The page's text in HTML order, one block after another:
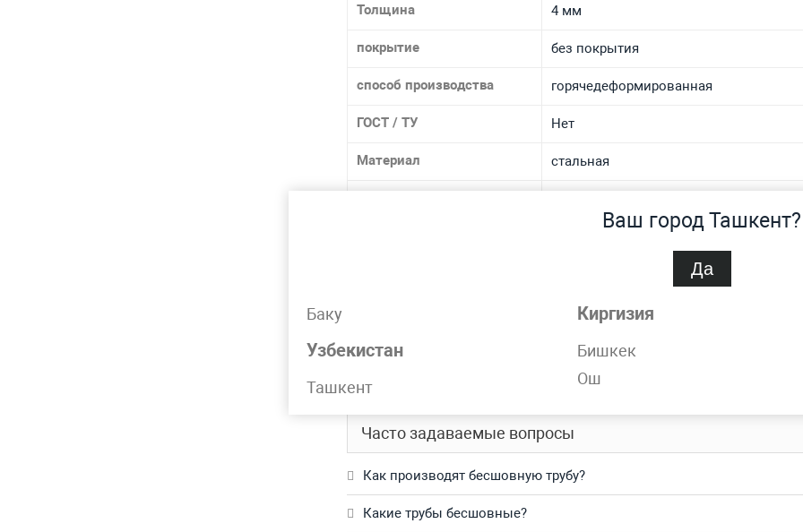
Ваш город Ташкент?
Да
Баку
Узбекистан
Ташкент
Киргизия
Бишкек
Ош
Толщина 4 мм
покрытие без покрытия
способ производства горячедеформированная
ГОСТ / ТУ Нет
Материал стальная
Труба горячедеформированная 38х4 мм ГОСТ 8732-78 всегда в
Обращайтесь и получите выгодные цены за кг и самую быструю
Часто задаваемые вопросы
Как производят бесшовную трубу?
Какие трубы бесшовные?